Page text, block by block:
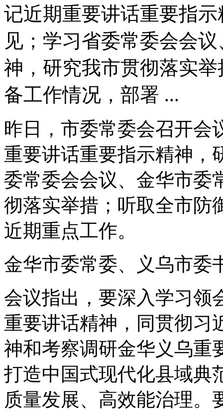
记近期重要讲话重要指
见；学习省委常委会会
神，研究我市贯彻落实
备工作情况，部署 ...
昨日，市委常委会召开会
重要讲话重要指示精神，
委常委会会议、金华市委
彻落实举措；听取全市防
近期重点工作。
金华市委常委、义乌市委
会议指出，要深入学习领
重要讲话精神，同贯彻习
神和考察调研金华义乌重
打造中国式现代化县域典
质量发展、高效能治理。